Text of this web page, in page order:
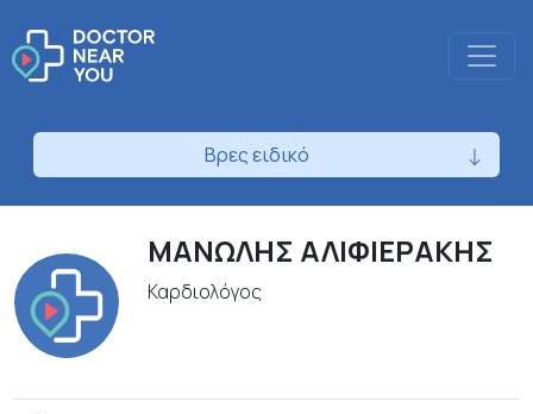
Βρες ειδικό
ΜΑΝΩΛΗΣ ΑΛΙΦΙΕΡΑΚΗΣ
Καρδιολόγος